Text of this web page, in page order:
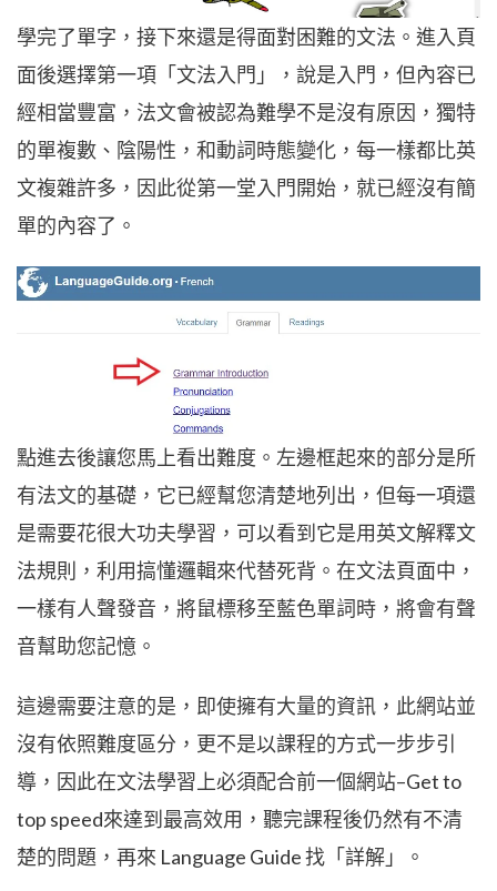
學完了單字，接下來還是得面對困難的文法。進入頁
面後選擇第一項「文法入門」，說是入門，但內容已
經相當豐富，法文會被認為難學不是沒有原因，獨特
的單複數、陰陽性，和動詞時態變化，每一樣都比英
文複雜許多，因此從第一堂入門開始，就已經沒有簡
單的內容了。
點進去後讓您馬上看出難度。左邊框起來的部分是所
有法文的基礎，它已經幫您清楚地列出，但每一項還
是需要花很大功夫學習，可以看到它是用英文解釋文
法規則，利用搞懂邏輯來代替死背。在文法頁面中，
一樣有人聲發音，將鼠標移至藍色單詞時，將會有聲
音幫助您記憶。
這邊需要注意的是，即使擁有大量的資訊，此網站並
沒有依照難度區分，更不是以課程的方式一步步引
導，因此在文法學習上必須配合前一個網站–Get to
top speed來達到最高效用，聽完課程後仍然有不清
楚的問題，再來 Language Guide找「詳解」。